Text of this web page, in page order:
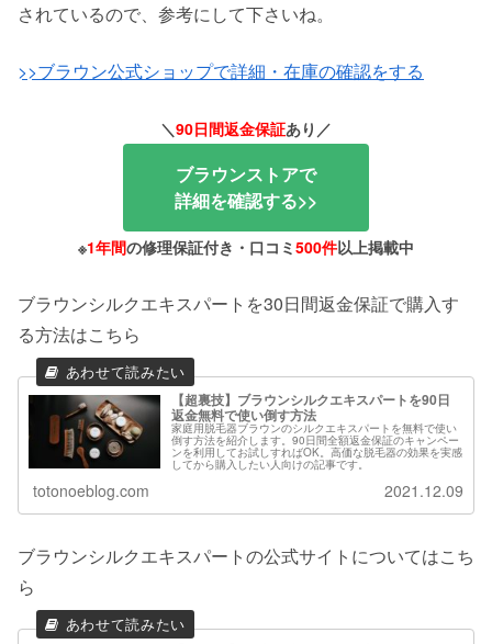
されているので、参考にして下さいね。
>>ブラウン公式ショップで詳細・在庫の確認をする
＼90日間返金保証あり ／
ブラウンストアで
詳細を確認する>>
※1年間の修理保証付き・口コミ500件以上掲載中
ブラウンシルクエキスパートを30日間返金保証で購入す
る方法はこちら
【超裏技】ブラウンシルクエキスパートを90日
返金無料で使い倒す方法
家庭用脱毛器ブラウンのシルクエキスパートを無料で使い
倒す方法を紹介します。90日間全額返金保証のキャンペー
ンを利用してお試しすればOK。高価な脱毛器の効果を実感
してから購入したい人向けの記事です。
totonoeblog.com 2021.12.09
ブラウンシルクエキスパートの公式サイトについてはこち
ら